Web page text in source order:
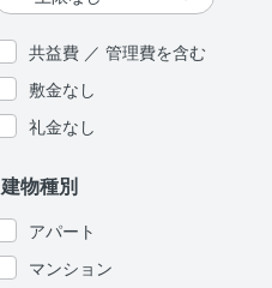
共益費 ／ 管理費を含む
敷金なし
礼金なし
建物種別
アパート
マンション